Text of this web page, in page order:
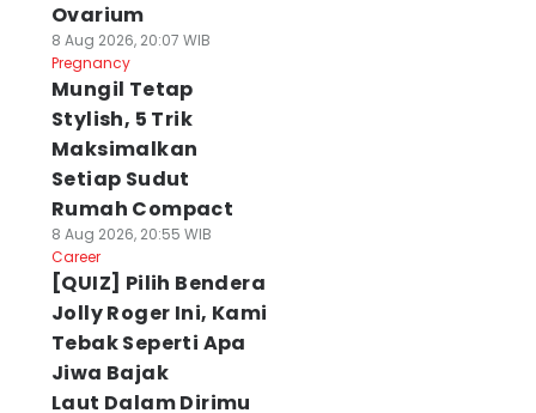
Ovarium
8 Aug 2026, 20:07 WIB
Pregnancy
Mungil Tetap
Stylish, 5 Trik
Maksimalkan
Setiap Sudut
Rumah Compact
8 Aug 2026, 20:55 WIB
Career
[QUIZ] Pilih Bendera
Jolly Roger Ini, Kami
Tebak Seperti Apa
Jiwa Bajak
Laut Dalam Dirimu